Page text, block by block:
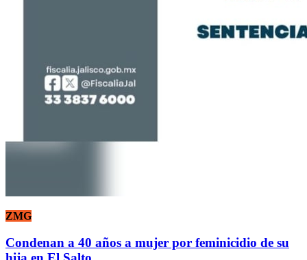
ZMG
Condenan a 40 años a mujer por feminicidio de su